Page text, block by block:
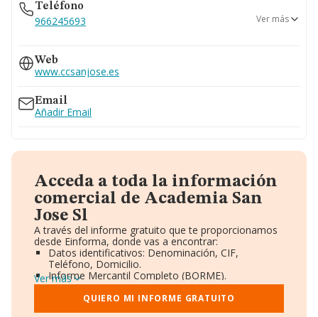
Teléfono
966245693
965461557
Ver más
Web
www.ccsanjose.es
Email
Añadir Email
Acceda a toda la información
comercial de Academia San
Jose Sl
A través del informe gratuito que te proporcionamos
desde Einforma, donde vas a encontrar:
Datos identificativos: Denominación, CIF,
Teléfono, Domicilio.
Informe Mercantil Completo (BORME).
Gráficos de Evolución Ventas y Empleados.
Consejo de Administración y Administradores.
Directivos y Ejecutivos.
Ver más
QUIERO MI INFORME GRATUITO